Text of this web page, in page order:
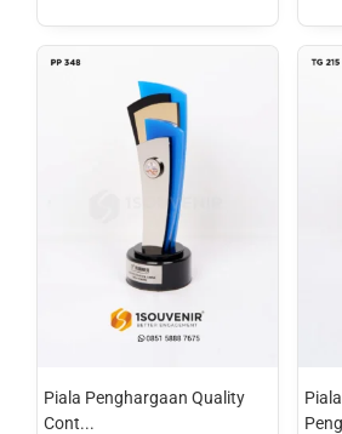
Piala Penghargaan Quality
Cont...